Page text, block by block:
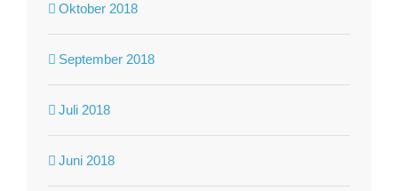
Oktober 2018
September 2018
Juli 2018
Juni 2018